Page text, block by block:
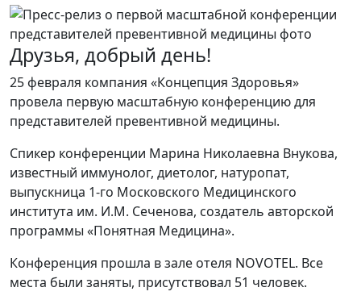
Друзья, добрый день!
25 февраля компания «Концепция Здоровья»
провела первую масштабную конференцию для
представителей превентивной медицины.
Спикер конференции Марина Николаевна Внукова,
известный иммунолог, диетолог, натуропат,
выпускница 1-го Московского Медицинского
института им. И.М. Сеченова, создатель авторской
программы «Понятная Медицина».
Конференция прошла в зале отеля NOVOTEL. Все
места были заняты, присутствовал 51 человек.